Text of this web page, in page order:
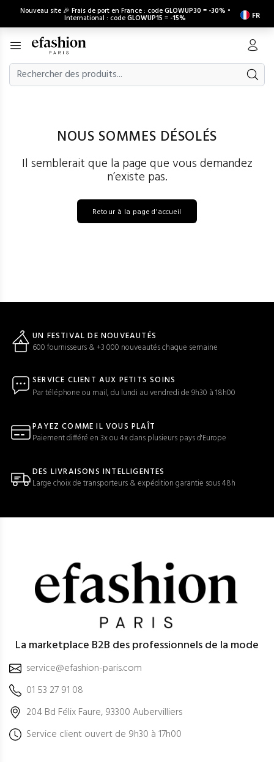
Nouveau site 🎉 Frais de port en France : codeGLOWUP30 = -30% •
International : codeGLOWUP15 = -15% FR
NOUS SOMMES DÉSOLÉS
Il semblerait que la page que vous demandez
n’existe pas.
Retour à la page d'accueil
UN FESTIVAL DE NOUVEAUTÉS
600 fournisseurs & +3 000 nouveautés chaque semaine
SERVICE CLIENT AUX PETITS SOINS
Par téléphone ou mail, du lundi au vendredi de 9h30 à 18h00
PAYEZ COMME IL VOUS PLAÎT
Paiement différé en 3x ou 4x dans plusieurs pays d'Europe
DES LIVRAISONS INTELLIGENTES
Large choix de transporteurs & expédition garantie sous 48h
La marketplace B2B des professionnels de la mode
service@efashion-paris.com
01 53 27 91 08
204 Bd Félix Faure, 93300 Aubervilliers
Service client ouvert de 9h30 à 17h00